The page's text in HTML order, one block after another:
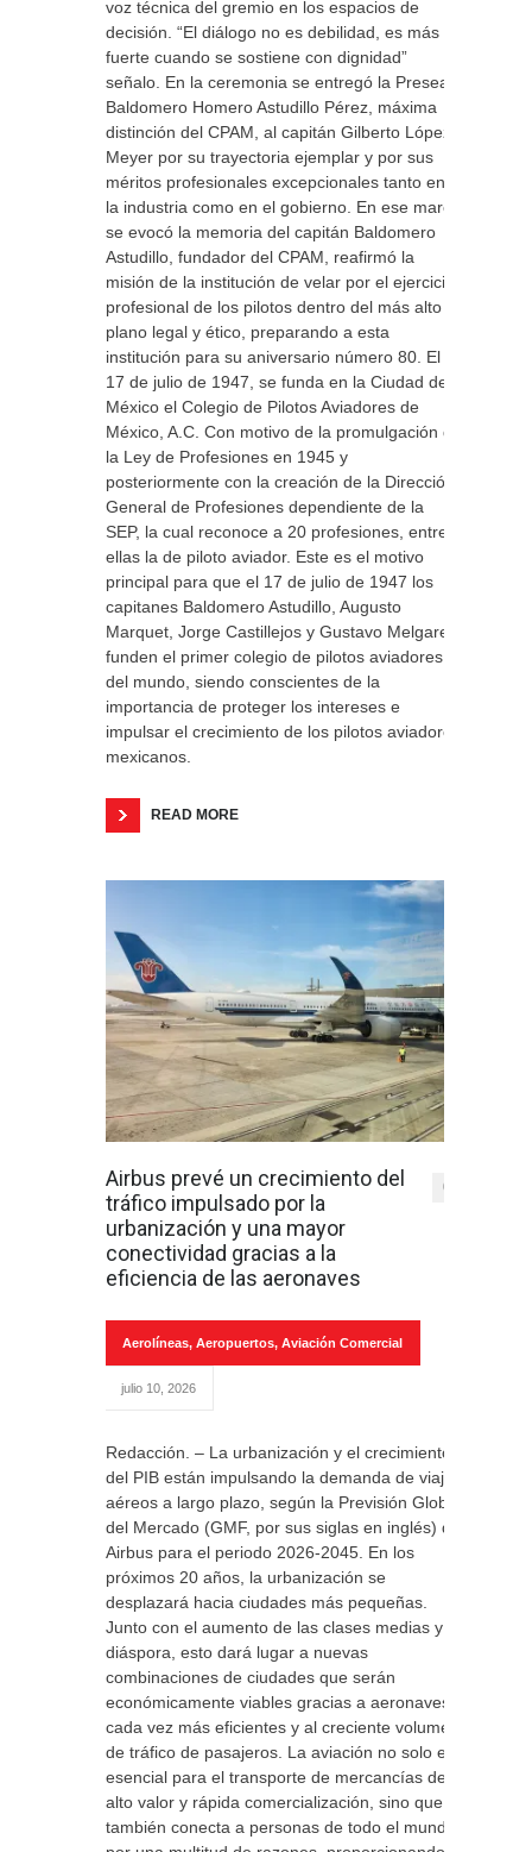
voz técnica del gremio en los espacios de
decisión. “El diálogo no es debilidad, es más
fuerte cuando se sostiene con dignidad”
señalo. En la ceremonia se entregó la Presea
Baldomero Homero Astudillo Pérez, máxima
distinción del CPAM, al capitán Gilberto López
Meyer por su trayectoria ejemplar y por sus
méritos profesionales excepcionales tanto en
la industria como en el gobierno. En ese marco
se evocó la memoria del capitán Baldomero
Astudillo, fundador del CPAM, reafirmó la
misión de la institución de velar por el ejercicio
profesional de los pilotos dentro del más alto
plano legal y ético, preparando a esta
institución para su aniversario número 80. El
17 de julio de 1947, se funda en la Ciudad de
México el Colegio de Pilotos Aviadores de
México, A.C. Con motivo de la promulgación de
la Ley de Profesiones en 1945 y
posteriormente con la creación de la Dirección
General de Profesiones dependiente de la
SEP, la cual reconoce a 20 profesiones, entre
ellas la de piloto aviador. Este es el motivo
principal para que el 17 de julio de 1947 los
capitanes Baldomero Astudillo, Augusto
Marquet, Jorge Castillejos y Gustavo Melgarejo
funden el primer colegio de pilotos aviadores
del mundo, siendo conscientes de la
importancia de proteger los intereses e
impulsar el crecimiento de los pilotos aviadores
mexicanos.
READ MORE
Airbus prevé un crecimiento del
tráfico impulsado por la
urbanización y una mayor
conectividad gracias a la
eficiencia de las aeronaves
0
Aerolíneas, Aeropuertos, Aviación Comercial
julio 10, 2026
Redacción. – La urbanización y el crecimiento
del PIB están impulsando la demanda de viajes
aéreos a largo plazo, según la Previsión Global
del Mercado (GMF, por sus siglas en inglés) de
Airbus para el periodo 2026-2045. En los
próximos 20 años, la urbanización se
desplazará hacia ciudades más pequeñas.
Junto con el aumento de las clases medias y la
diáspora, esto dará lugar a nuevas
combinaciones de ciudades que serán
económicamente viables gracias a aeronaves
cada vez más eficientes y al creciente volumen
de tráfico de pasajeros. La aviación no solo es
esencial para el transporte de mercancías de
alto valor y rápida comercialización, sino que
también conecta a personas de todo el mundo